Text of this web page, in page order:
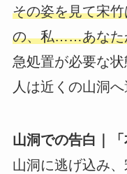
その姿を見て宋
の、私……あなた
急処置が必要な
人は近くの山洞へ
山洞での告白｜「
山洞に逃げ込み